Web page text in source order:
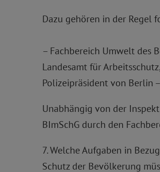
Dazu gehören in der Regel
– Fachbereich Umwelt des
Landesamt für
Polizeipräsident von Berlin
Unabhängig von der
BImSchG durch den
7. Welche Aufgaben in
Schutz der Bevölkerung